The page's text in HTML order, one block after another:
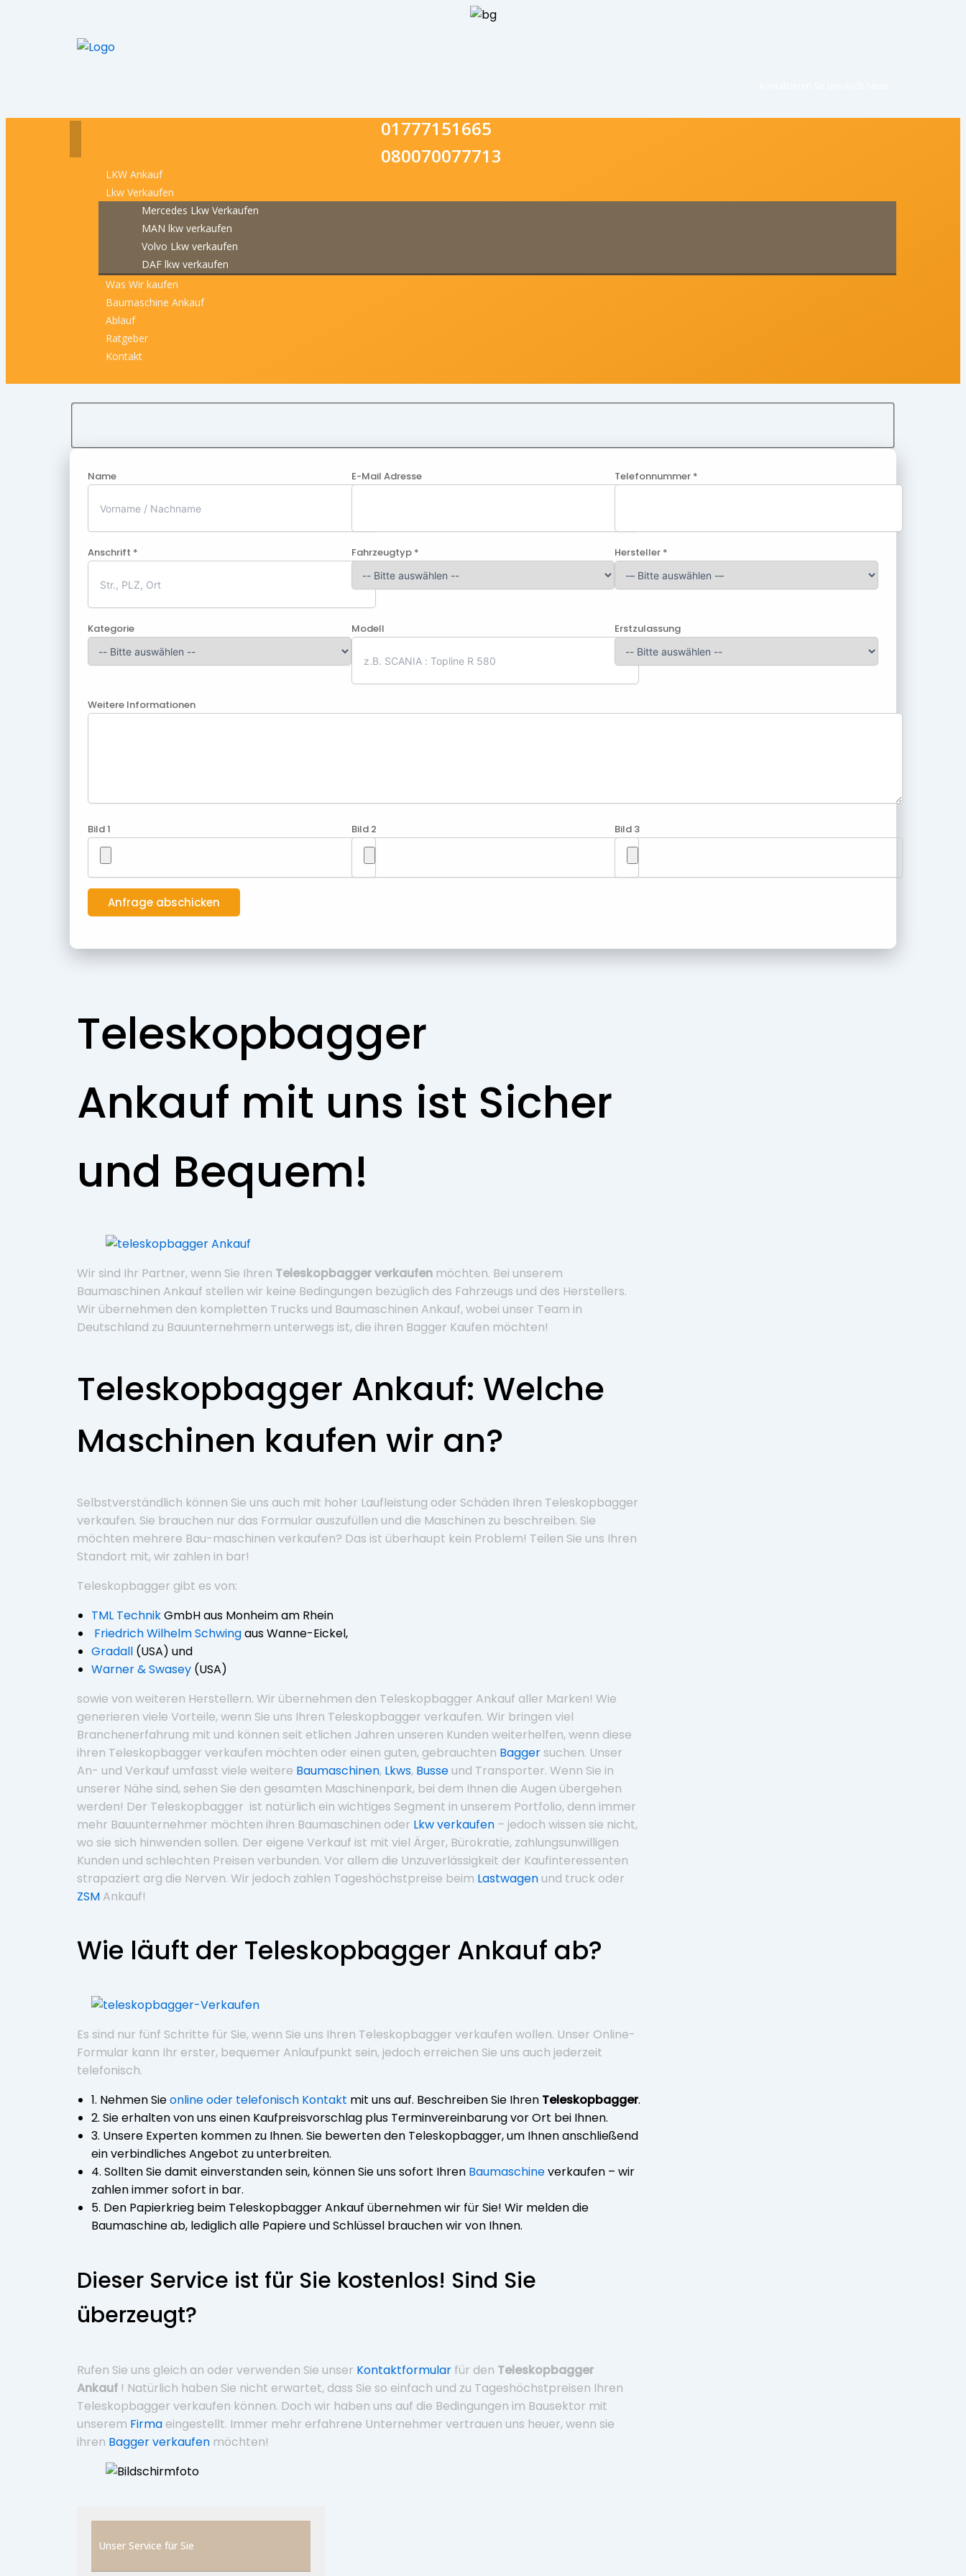
01777151665
080070077713
LKW Ankauf
Lkw Verkaufen
Mercedes Lkw Verkaufen
MAN lkw verkaufen
Volvo Lkw verkaufen
DAF lkw verkaufen
Was Wir kaufen
Baumaschine Ankauf
Ablauf
Ratgeber
Kontakt
Name E-Mail Adresse Telefonnummer *
Anschrift * Fahrzeugtyp * Hersteller *
Kategorie Modell Erstzulassung
Weitere Informationen
Bild 1 Bild 2 Bild 3
Teleskopbagger
Ankauf mit uns ist Sicher
und Bequem!
Wir sind Ihr Partner, wenn Sie Ihren Teleskopbagger verkaufen möchten. Bei unserem
Baumaschinen Ankauf stellen wir keine Bedingungen bezüglich des Fahrzeugs und des Herstellers.
Wir übernehmen den kompletten Trucks und Baumaschinen Ankauf, wobei unser Team in
Deutschland zu Bauunternehmern unterwegs ist, die ihren Bagger Kaufen möchten!
Teleskopbagger Ankauf: Welche
Maschinen kaufen wir an?
Selbstverständlich können Sie uns auch mit hoher Laufleistung oder Schäden Ihren Teleskopbagger
verkaufen. Sie brauchen nur das Formular auszufüllen und die Maschinen zu beschreiben. Sie
möchten mehrere Bau-maschinen verkaufen? Das ist überhaupt kein Problem! Teilen Sie uns Ihren
Standort mit, wir zahlen in bar!
Teleskopbagger gibt es von:
TML TechnikGmbH aus Monheim am Rhein
Friedrich Wilhelm Schwingaus Wanne-Eickel,
Gradall (USA) und
Warner & Swasey (USA)
sowie von weiteren Herstellern. Wir übernehmen den Teleskopbagger Ankauf aller Marken! Wie
generieren viele Vorteile, wenn Sie uns Ihren Teleskopbagger verkaufen. Wir bringen viel
Branchenerfahrung mit und können seit etlichen Jahren unseren Kunden weiterhelfen, wenn diese
ihren Teleskopbagger verkaufen möchten oder einen guten, gebrauchten Bagger suchen. Unser
An- und Verkauf umfasst viele weitere Baumaschinen, Lkws, Busseund Transporter. Wenn Sie in
unserer Nähe sind, sehen Sie den gesamten Maschinenpark, bei dem Ihnen die Augen übergehen
werden! Der Teleskopbagger ist natürlich ein wichtiges Segment in unserem Portfolio, denn immer
mehr Bauunternehmer möchten ihren Baumaschinen oder Lkw verkaufen – jedoch wissen sie nicht,
wo sie sich hinwenden sollen. Der eigene Verkauf ist mit viel Ärger, Bürokratie, zahlungsunwilligen
Kunden und schlechten Preisen verbunden. Vor allem die Unzuverlässigkeit der Kaufinteressenten
strapaziert arg die Nerven. Wir jedoch zahlen Tageshöchstpreise beim Lastwagenund truck oder
ZSM Ankauf!
Wie läuft der Teleskopbagger Ankauf ab?
Es sind nur fünf Schritte für Sie, wenn Sie uns Ihren Teleskopbagger verkaufen wollen. Unser Online-
Formular kann Ihr erster, bequemer Anlaufpunkt sein, jedoch erreichen Sie uns auch jederzeit
telefonisch.
1. Nehmen Sieonline oder telefonisch Kontakt mit uns auf. Beschreiben Sie Ihren Teleskopbagger.
2. Sie erhalten von uns einen Kaufpreisvorschlag plus Terminvereinbarung vor Ort bei Ihnen.
3. Unsere Experten kommen zu Ihnen. Sie bewerten den Teleskopbagger, um Ihnen anschließend
ein verbindliches Angebot zu unterbreiten.
4. Sollten Sie damit einverstanden sein, können Sie uns sofort Ihren Baumaschineverkaufen – wir
zahlen immer sofort in bar.
5. Den Papierkrieg beim Teleskopbagger Ankauf übernehmen wir für Sie! Wir melden die
Baumaschine ab, lediglich alle Papiere und Schlüssel brauchen wir von Ihnen.
Dieser Service ist für Sie kostenlos! Sind Sie
überzeugt?
Rufen Sie uns gleich an oder verwenden Sie unser Kontaktformular für den Teleskopbagger
Ankauf ! Natürlich haben Sie nicht erwartet, dass Sie so einfach und zu Tageshöchstpreisen Ihren
Teleskopbagger verkaufen können. Doch wir haben uns auf die Bedingungen im Bausektor mit
unserem Firma eingestellt. Immer mehr erfahrene Unternehmer vertrauen uns heuer, wenn sie
ihren Bagger verkaufen möchten!
Unser Service für Sie